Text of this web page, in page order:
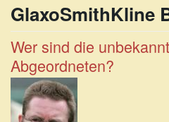
GlaxoSmithKline
Wer sind die
Abgeordneten?